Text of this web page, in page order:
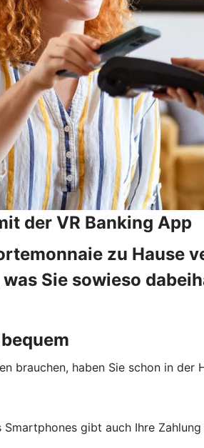
der VR Banking App
zu Hause
Sie sowieso
brauchen, haben Sie schon in
gibt auch Ihre